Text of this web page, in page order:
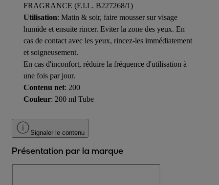
FRAGRANCE (F.I.L. B227268/1)
Utilisation: Matin & soir, faire mousser sur visage
humide et ensuite rincer. Eviter la zone des yeux. En
cas de contact avec les yeux, rincez-les immédiatement
et soigneusement.
En cas d'inconfort, réduire la fréquence d'utilisation à
une fois par jour.
Contenu net: 200
Couleur: 200 ml Tube
Signaler le contenu
Présentation par la marque